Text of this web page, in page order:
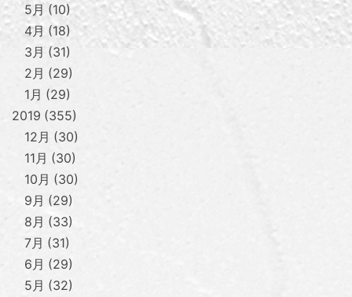
5月
10
4月
18
3月
31
2月
29
1月
29
2019 355
12月
30
11月
30
10月
30
9月
29
8月
33
7月
31
6月
29
5月
32